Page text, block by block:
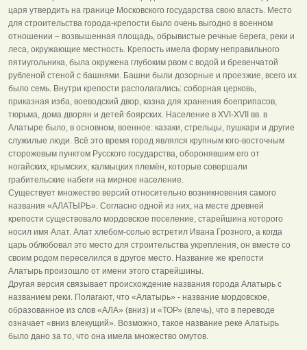
царя утвердить на границе Московского государства свою власть. Место
для строительства города-крепости было очень выгодно в военном
отношении – возвышенная площадь, обрывистые речные берега, реки и
леса, окружающие местность. Крепость имела форму неправильного
пятиугольника, была окружена глубоким рвом с водой и бревенчатой
рубленой стеной с башнями. Башни были дозорные и проезжие, всего их
было семь. Внутри крепости располагались: соборная церковь,
приказная изба, воеводский двор, казна для хранения боеприпасов,
тюрьма, дома дворян и детей боярских. Население в XVI-XVII вв. в
Алатыре было, в основном, военное: казаки, стрельцы, пушкари и другие
служилые люди. Всё это время город являлся крупным юго-восточным
сторожевым пунктом Русского государства, оборонявшим его от
ногайских, крымских, калмыцких племён, которые совершали
грабительские набеги на мирное население.
Существует множество версий относительно возникновения самого
названия «АЛАТЫРЬ». Согласно одной из них, на месте древней
крепости существовало мордовское поселение, старейшина которого
носил имя Алат. Алат хлебом-солью встретил Ивана Грозного, а когда
царь облюбовал это место для строительства укрепления, он вместе со
своим родом переселился в другое место. Название же крепости
Алатырь произошло от имени этого старейшины.
Другая версия связывает происхождение названия города Алатырь с
названием реки. Полагают, что «Алатырь» - название мордовское,
образованное из слов «АЛА» (вниз) и «ТОР» (влечь), что в переводе
означает «вниз влекущий». Возможно, такое название реке Алатырь
было дано за то, что она имела множество омутов.